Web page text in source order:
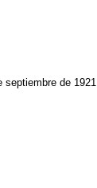
septiembre de 1921